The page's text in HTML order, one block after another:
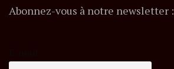
Abonnez-vous à notre newsletter :